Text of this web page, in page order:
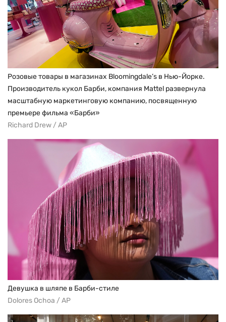
Розовые товары в магазинах Bloomingdale’s в Нью-Йорке.
Производитель кукол Барби, компания Mattel развернула
масштабную маркетинговую компанию, посвященную
премьере фильма «Барби»
Richard Drew / AP
Девушка в шляпе в Барби-стиле
Dolores Ochoa / AP